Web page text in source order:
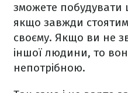
зможете побудувати
якщо завжди
своєму. Якщо ви не
іншої людини, то
непотрібною.